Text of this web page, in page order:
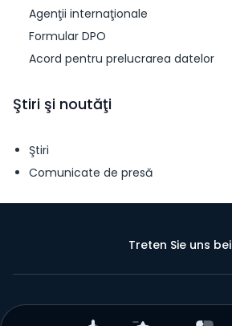
Agenţii internaţionale
Formular DPO
Acord pentru prelucrarea datelor
Ştiri şi noutăţi
Ştiri
Comunicate de presă
Treten Sie uns bei